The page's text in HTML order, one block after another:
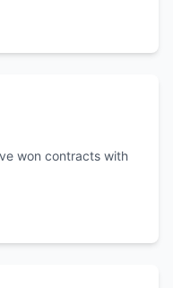
won contracts with